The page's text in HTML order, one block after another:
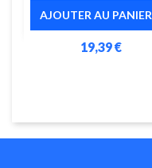
AJOUTER AU PANIER
19,39 €